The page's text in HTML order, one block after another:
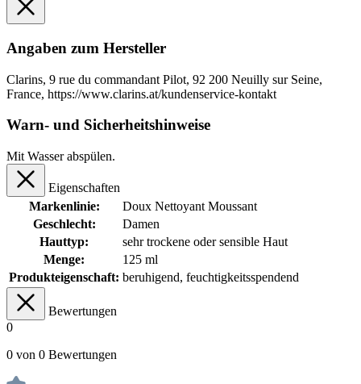
Angaben zum Hersteller
Clarins, 9 rue du commandant Pilot, 92 200 Neuilly sur Seine,
France, https://www.clarins.at/kundenservice-kontakt
Warn- und Sicherheitshinweise
Mit Wasser abspülen.
Eigenschaften
Markenlinie:
Doux Nettoyant Moussant
Geschlecht:
Damen
Hauttyp:
sehr trockene oder sensible Haut
Menge:
125 ml
Produkteigenschaft: beruhigend, feuchtigkeitsspendend
Bewertungen
0
0 von 0 Bewertungen